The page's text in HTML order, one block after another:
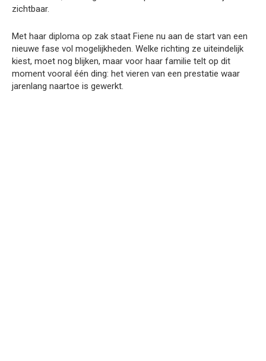
zichtbaar.
Met haar diploma op zak staat Fiene nu aan de start van een
nieuwe fase vol mogelijkheden. Welke richting ze uiteindelijk
kiest, moet nog blijken, maar voor haar familie telt op dit
moment vooral één ding: het vieren van een prestatie waar
jarenlang naartoe is gewerkt.